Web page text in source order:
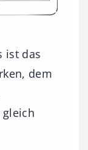
ist das
dem